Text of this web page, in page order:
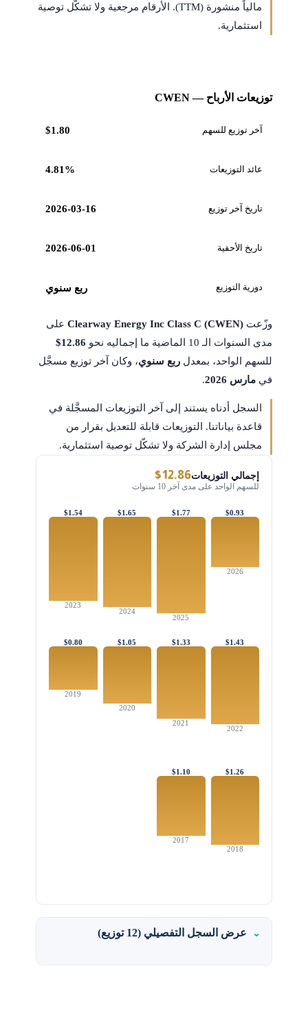
مالياً منشورة (TTM). الأرقام مرجعية ولا تشكّل توصية
استثمارية.
توزيعات الأرباح — CWEN
آخر توزيع للسهم $1.80
عائد التوزيعات 4.81%
تاريخ آخر توزيع 2026-03-16
تاريخ الأحقية 2026-06-01
دورية التوزيع ربع سنوي
وزّعت Clearway Energy Inc Class C (CWEN)على
مدى السنوات الـ 10 الماضية ما إجماليه نحو
$12.86
للسهم الواحد، بمعدل ربع سنوي، وكان آخر توزيع مسجَّل
في مارس 2026 .
السجل أدناه يستند إلى آخر التوزيعات المسجَّلة في
قاعدة بياناتنا. التوزيعات قابلة للتعديل بقرار من
مجلس إدارة الشركة ولا تشكّل توصية استثمارية.
إجمالي التوزيعات$12.86
للسهم الواحد على مدى آخر 10 سنوات
$0.93
2026
$1.77
2025
$1.65
2024
$1.54
2023
$1.43
2022
$1.33
2021
$1.05
2020
$0.80
2019
$1.26
2018
$1.10
2017
عرض السجل التفصيلي (12 توزيع)